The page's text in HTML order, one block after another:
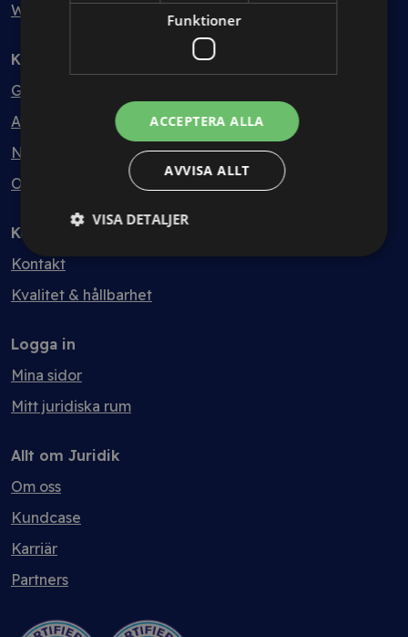
Webbinarium
Kunskapsbank
Guider
Avtalsmallar
Nyheter
Ordlista
Kontakt
Kontakt
Kvalitet & hållbarhet
Logga in
Mina sidor
Mitt juridiska rum
Allt om Juridik
Om oss
Kundcase
Karriär
Partners
Funktioner
ACCEPTERA ALLA
AVVISA ALLT
VISA DETALJER